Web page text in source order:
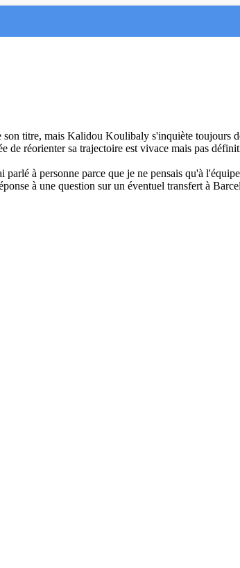
titre, mais Kalidou Koulibaly s'inquiète toujours
réorienter sa trajectoire est vivace mais pas
à personne parce que je ne pensais qu'à
à une question sur un éventuel transfert à